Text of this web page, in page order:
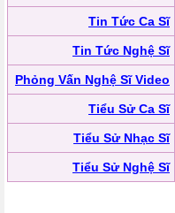
Tin Tức Ca Sĩ
Tin Tức Nghệ Sĩ
Phỏng Vấn Nghệ Sĩ Video
Tiểu Sử Ca Sĩ
Tiểu Sử Nhạc Sĩ
Tiểu Sử Nghệ Sĩ